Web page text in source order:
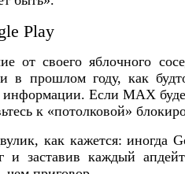
Play
от своего яблочного
в прошлом году, как
Если MAX
к «потолковой»
как кажется: иногда
и заставив каждый